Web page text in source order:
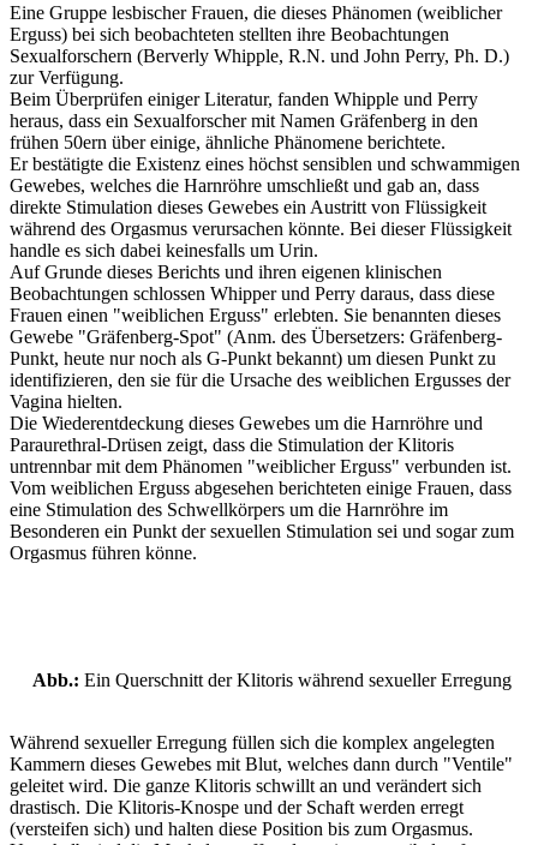
Eine Gruppe lesbischer Frauen, die dieses Phänomen (weiblicher
Erguss) bei sich beobachteten stellten ihre Beobachtungen
Sexualforschern (Berverly Whipple, R.N. und John Perry, Ph. D.)
zur Verfügung.
Beim Überprüfen einiger Literatur, fanden Whipple und Perry
heraus, dass ein Sexualforscher mit Namen Gräfenberg in den
frühen 50ern über einige, ähnliche Phänomene berichtete.
Er bestätigte die Existenz eines höchst sensiblen und schwammigen
Gewebes, welches die Harnröhre umschließt und gab an, dass
direkte Stimulation dieses Gewebes ein Austritt von Flüssigkeit
während des Orgasmus verursachen könnte. Bei dieser Flüssigkeit
handle es sich dabei keinesfalls um Urin.
Auf Grunde dieses Berichts und ihren eigenen klinischen
Beobachtungen schlossen Whipper und Perry daraus, dass diese
Frauen einen "weiblichen Erguss" erlebten. Sie benannten dieses
Gewebe "Gräfenberg-Spot" (Anm. des Übersetzers: Gräfenberg-
Punkt, heute nur noch als G-Punkt bekannt) um diesen Punkt zu
identifizieren, den sie für die Ursache des weiblichen Ergusses der
Vagina hielten.
Die Wiederentdeckung dieses Gewebes um die Harnröhre und
Paraurethral-Drüsen zeigt, dass die Stimulation der Klitoris
untrennbar mit dem Phänomen "weiblicher Erguss" verbunden ist.
Vom weiblichen Erguss abgesehen berichteten einige Frauen, dass
eine Stimulation des Schwellkörpers um die Harnröhre im
Besonderen ein Punkt der sexuellen Stimulation sei und sogar zum
Orgasmus führen könne.
Abb.: Ein Querschnitt der Klitoris während sexueller Erregung
Während sexueller Erregung füllen sich die komplex angelegten
Kammern dieses Gewebes mit Blut, welches dann durch "Ventile"
geleitet wird. Die ganze Klitoris schwillt an und verändert sich
drastisch. Die Klitoris-Knospe und der Schaft werden erregt
(versteifen sich) und halten diese Position bis zum Orgasmus.